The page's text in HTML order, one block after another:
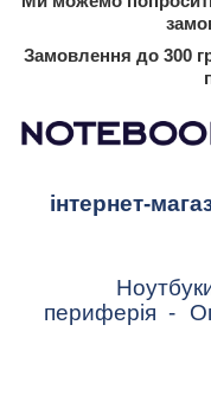
Замовлення до 300
інтернет-
периферія -